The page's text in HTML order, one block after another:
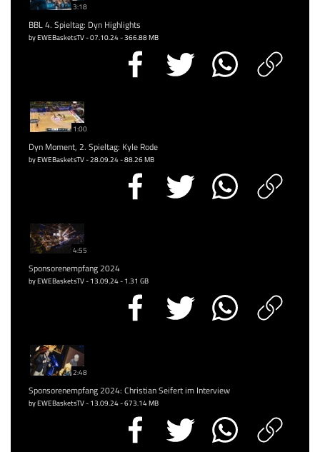
3:18
BBL 4. Spieltag: Dyn Highlights
by EWEBasketsTV - 07.10.24 - 366.88 MB
1:00
Dyn Moment, 2. Spieltag: Kyle Rode
by EWEBasketsTV - 28.09.24 - 88.26 MB
4:55
Sponsorenempfang 2024
by EWEBasketsTV - 13.09.24 - 1.31 GB
2:48
Sponsorenempfang 2024: Christian Seifert im Interview
by EWEBasketsTV - 13.09.24 - 673.14 MB